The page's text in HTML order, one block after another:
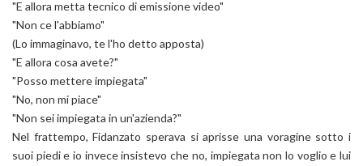
"E allora metta tecnico di emissione video"
"Non ce l'abbiamo"
(Lo immaginavo, te l'ho detto apposta)
"E allora cosa avete?"
"Posso mettere impiegata"
"No, non mi piace"
"Non sei impiegata in un'azienda?"
Nel frattempo, Fidanzato sperava si aprisse una voragine sotto i
suoi piedi e io invece insistevo che no, impiegata non lo voglio e lui